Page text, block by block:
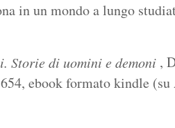
in un mondo a lungo
Storie di uomini e demoni ,
ebook formato kindle